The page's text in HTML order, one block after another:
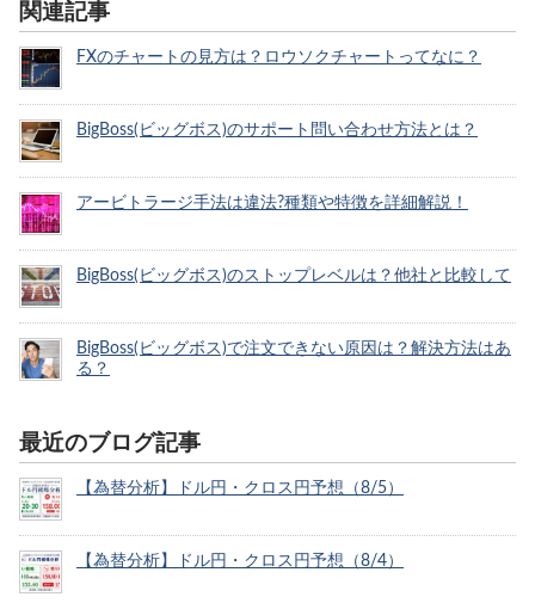
関連記事
FXのチャートの見方は？ロウソクチャートってなに？
BigBoss(ビッグボス)のサポート問い合わせ方法とは？
アービトラージ手法は違法?種類や特徴を詳細解説！
BigBoss(ビッグボス)のストップレベルは？他社と比較して
BigBoss(ビッグボス)で注文できない原因は？解決方法はあ
る？
最近のブログ記事
【為替分析】ドル円・クロス円予想（8/5）
【為替分析】ドル円・クロス円予想（8/4）